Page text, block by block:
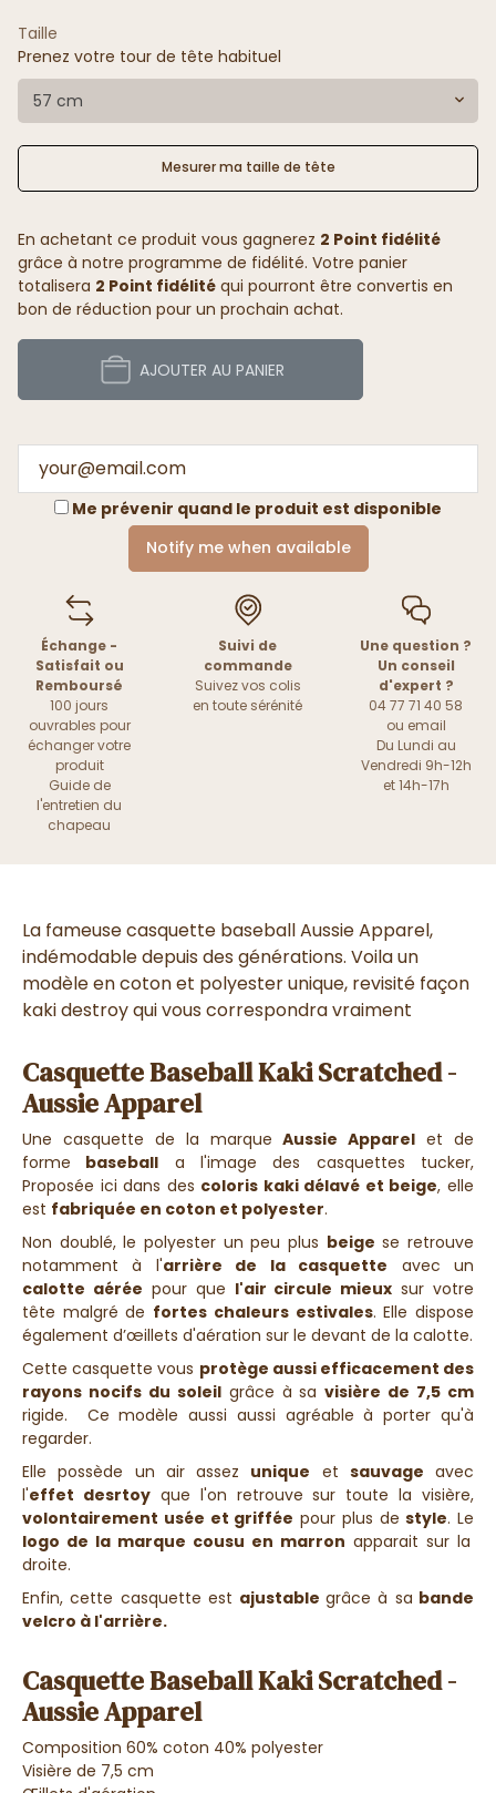
Taille
Prenez votre tour de tête habituel
57 cm
Mesurer ma taille de tête
En achetant ce produit vous gagnerez 2 Point fidélité
grâce à notre programme de fidélité. Votre panier
totalisera 2 Point fidélité qui pourront être convertis en
bon de réduction pour un prochain achat.
AJOUTER AU PANIER
Me prévenir quand le produit est disponible
Notify me when available
Échange -
Satisfait ou
Remboursé
100 jours
ouvrables pour
échanger votre
produit
Guide de
l'entretien du
chapeau
Suivi de
commande
Suivez vos colis
en toute sérénité
Une question ?
Un conseil
d'expert ?
04 77 71 40 58
ou email
Du Lundi au
Vendredi 9h-12h
et 14h-17h
La fameuse casquette baseball Aussie Apparel,
indémodable depuis des générations. Voila un
modèle en coton et polyester unique, revisité façon
kaki destroy qui vous correspondra vraiment
Casquette Baseball Kaki Scratched -
Aussie Apparel
Une casquette de la marqueAussie Apparel et de
forme baseball a l'image des casquettes tucker,
Proposée ici dans des coloris kaki délavé et beige, elle
est fabriquée en coton et polyester.
Non doublé, le polyester un peu plus beige se retrouve
notamment à l'arrière de la casquette avec un
calotte aérée pour que l'air circule mieux sur votre
tête malgré de fortes chaleurs estivales. Elle dispose
également d’œillets d'aération sur le devant de la calotte.
Cette casquette vous protège aussi efficacement des
rayons nocifs du soleilgrâce à savisière de 7,5 cm
rigide. Ce modèle aussi aussi agréable à porter qu'à
regarder.
Elle possède un air assez unique et sauvage avec
l'effet desrtoyque l'on retrouve sur toute la visière,
volontairement usée et griffée pour plus destyle. Le
logo de la marque cousu en marron apparait sur la
droite.
Enfin, cette casquette est ajustable grâce à sa bande
velcro à l'arrière.
Casquette Baseball Kaki Scratched -
Aussie Apparel
Composition 60% coton 40% polyester
Visière de 7,5 cm